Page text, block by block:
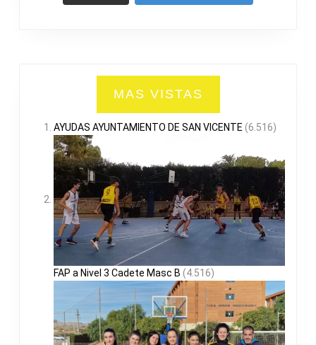
MAS VISTAS
AYUDAS AYUNTAMIENTO DE SAN VICENTE (6.516)
FAP a Nivel 3 Cadete Masc B (4.516)